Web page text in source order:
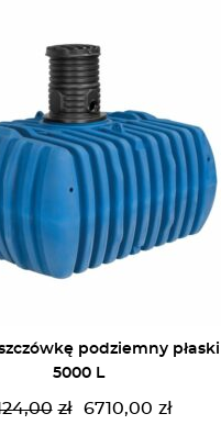
podziemny płaski
5000 L
zł
Pierwotna
6710,00 zł
Aktualna